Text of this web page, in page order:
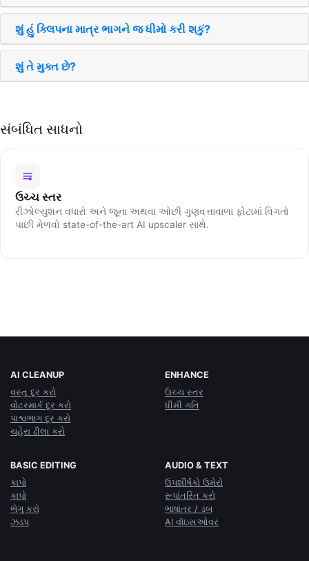
શું હું ક્લિપના માત્ર ભાગને જ ધીમો કરી શકું?
શું તે મુક્ત છે?
સંબંધિત સાધનો
ઉચ્ચ સ્તર
રીઝોલ્યુશન વધારો અને જૂના અથવા ઓછી ગુણવત્તાવાળા ફોટામાં વિગતો
પાછી મેળવો state-of-the-art AI upscaler સાથે.
AI CLEANUP
વસ્તુ દૂર કરો
વોટરમાર્ક દૂર કરો
પાશ્વભાગ દૂર કરો
ચહેરા ઢીલા કરો
ENHANCE
ઉચ્ચ સ્તર
ધીમી ગતિ
BASIC EDITING
કાપો
કાપો
ભેગુ કરો
ઝડપ
AUDIO & TEXT
ઉપશીર્ષકો ઉમેરો
રૂપાંતરિત કરો
ભાષાંતર / ડબ
AI વૉઇસઓવર